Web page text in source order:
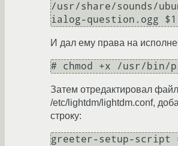
/usr/share/sounds/
ialog-question.ogg
И дал ему права на
# chmod +x /usr/bin/
Затем отредактировал файл
/etc/lightdm/lightdm.conf,
строку:
greeter-setup-script